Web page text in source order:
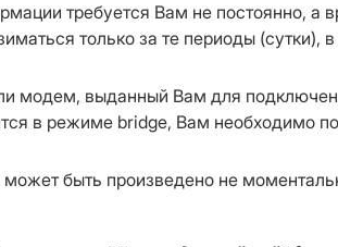
требуется Вам не постоянно, а
только за те периоды (сутки),
модем, выданный Вам для
в режиме bridge, Вам необходимо
быть произведено не